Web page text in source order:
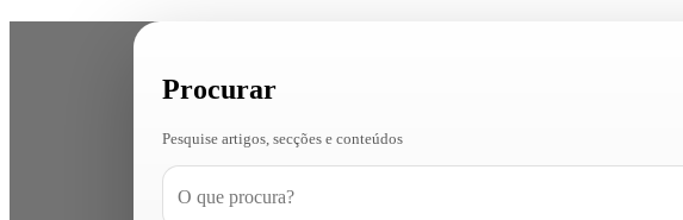
Procurar
Pesquise artigos, secções e conteúdos